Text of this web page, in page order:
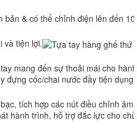
bản & có thể chỉnh điện lên đến
và tiện lợi.
mang đến sự thoải mái cho
đựng cốc/chai nước đầy tiện dụng.
tích hợp các nút điều chỉnh
hành trình, hỗ trợ đắc lực cho